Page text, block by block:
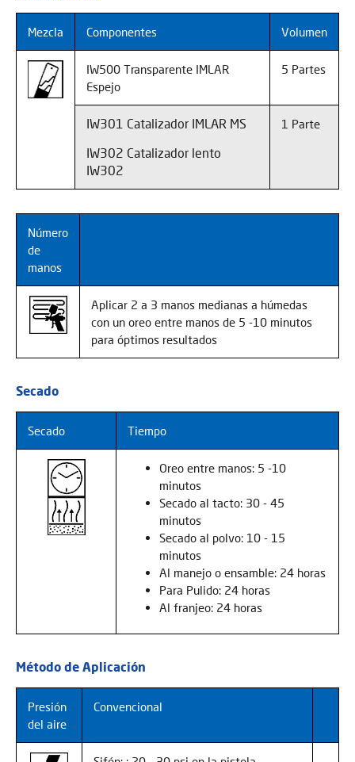
Mezcla Componentes Volumen
IW500 Transparente IMLAR
Espejo
5 Partes
IW301 Catalizador IMLAR MS
IW302 Catalizador lento
IW302
1 Parte
Número
de
manos
Aplicar 2 a 3 manos medianas a húmedas
con un oreo entre manos de 5 -10 minutos
para óptimos resultados
Secado
Secado Tiempo
Oreo entre manos: 5 -10
minutos
Secado al tacto: 30 - 45
minutos
Secado al polvo: 10 - 15
minutos
Al manejo o ensamble: 24 horas
Para Pulido: 24 horas
Al franjeo: 24 horas
Método de Aplicación
Presión
del aire
Convencional